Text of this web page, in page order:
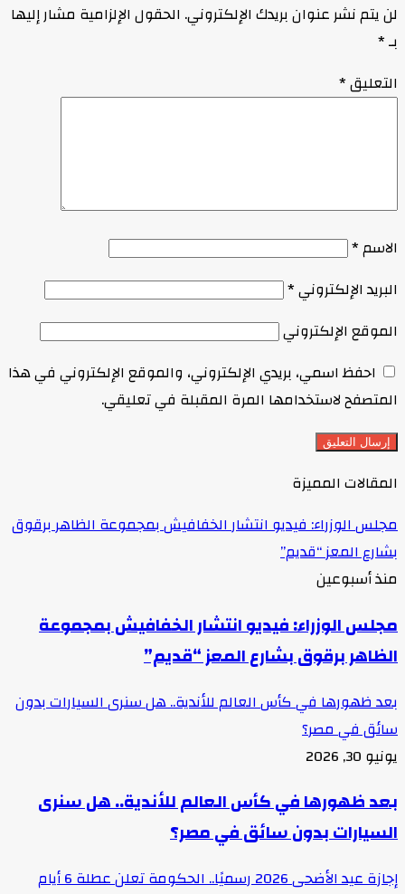
لن يتم نشر عنوان بريدك الإلكتروني. الحقول الإلزامية مشار إليها
بـ*
التعليق*
الاسم*
البريد الإلكتروني*
الموقع الإلكتروني
احفظ اسمي، بريدي الإلكتروني، والموقع الإلكتروني في هذا
المتصفح لاستخدامها المرة المقبلة في تعليقي.
المقالات المميزة
مجلس الوزراء: فيديو انتشار الخفافيش بمجموعة الظاهر برقوق
بشارع المعز “قديم”
منذ أسبوعين
مجلس الوزراء: فيديو انتشار الخفافيش بمجموعة
الظاهر برقوق بشارع المعز “قديم”
بعد ظهورها في كأس العالم للأندية.. هل سنرى السيارات بدون
سائق في مصر؟
يونيو 30, 2026
بعد ظهورها في كأس العالم للأندية.. هل سنرى
السيارات بدون سائق في مصر؟
إجازة عيد الأضحى 2026 رسميًا.. الحكومة تعلن عطلة 6 أيام